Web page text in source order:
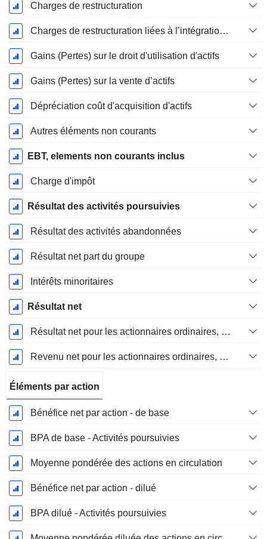
Charges de restructuration
Charges de restructuration liées à l’intégration d’une nouvelle activité (Fusions, Acquisitions)
Gains (Pertes) sur le droit d'utilisation d'actifs
Gains (Pertes) sur la vente d’actifs
Dépréciation coût d'acquisition d'actifs
Autres éléments non courants
EBT, elements non courants inclus
Charge d'impôt
Résultat des activités poursuivies
Résultat des activités abandonnées
Résultat net part du groupe
Intérêts minoritaires
Résultat net
Résultat net pour les actionnaires ordinaires, éléments exceptionnels inclus.
Revenu net pour les actionnaires ordinaires, hors éléments exceptionnelsRésultat net pour les actionnaires ordinaires, éléments exceptionnels exclus.
Éléments par action
Bénéfice net par action - de base
BPA de base - Activités poursuivies
Moyenne pondérée des actions en circulation
Bénéfice net par action - dilué
BPA dilué - Activités poursuivies